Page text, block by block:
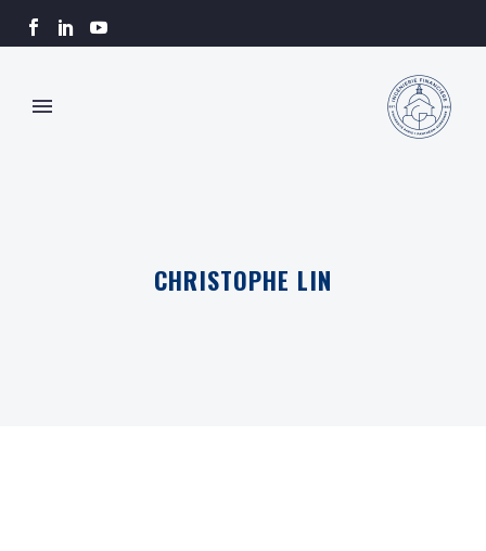
CHRISTOPHE LIN